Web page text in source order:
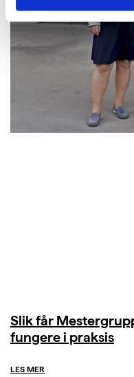
Slik får
fungere i praksis
LES MER